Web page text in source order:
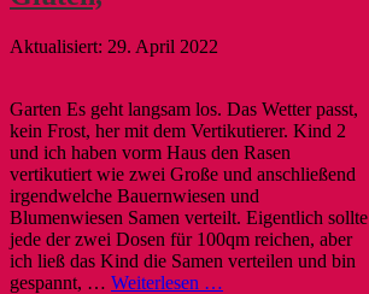
29. April 2022
Garten Es geht langsam los. Das Wetter passt,
kein Frost, her mit dem Vertikutierer. Kind 2
und ich haben vorm Haus den Rasen
vertikutiert wie zwei Große und anschließend
irgendwelche Bauernwiesen und
Blumenwiesen Samen verteilt. Eigentlich sollte
jede der zwei Dosen für 100qm reichen, aber
ich ließ das Kind die Samen verteilen und bin
gespannt, … Weiterlesen …